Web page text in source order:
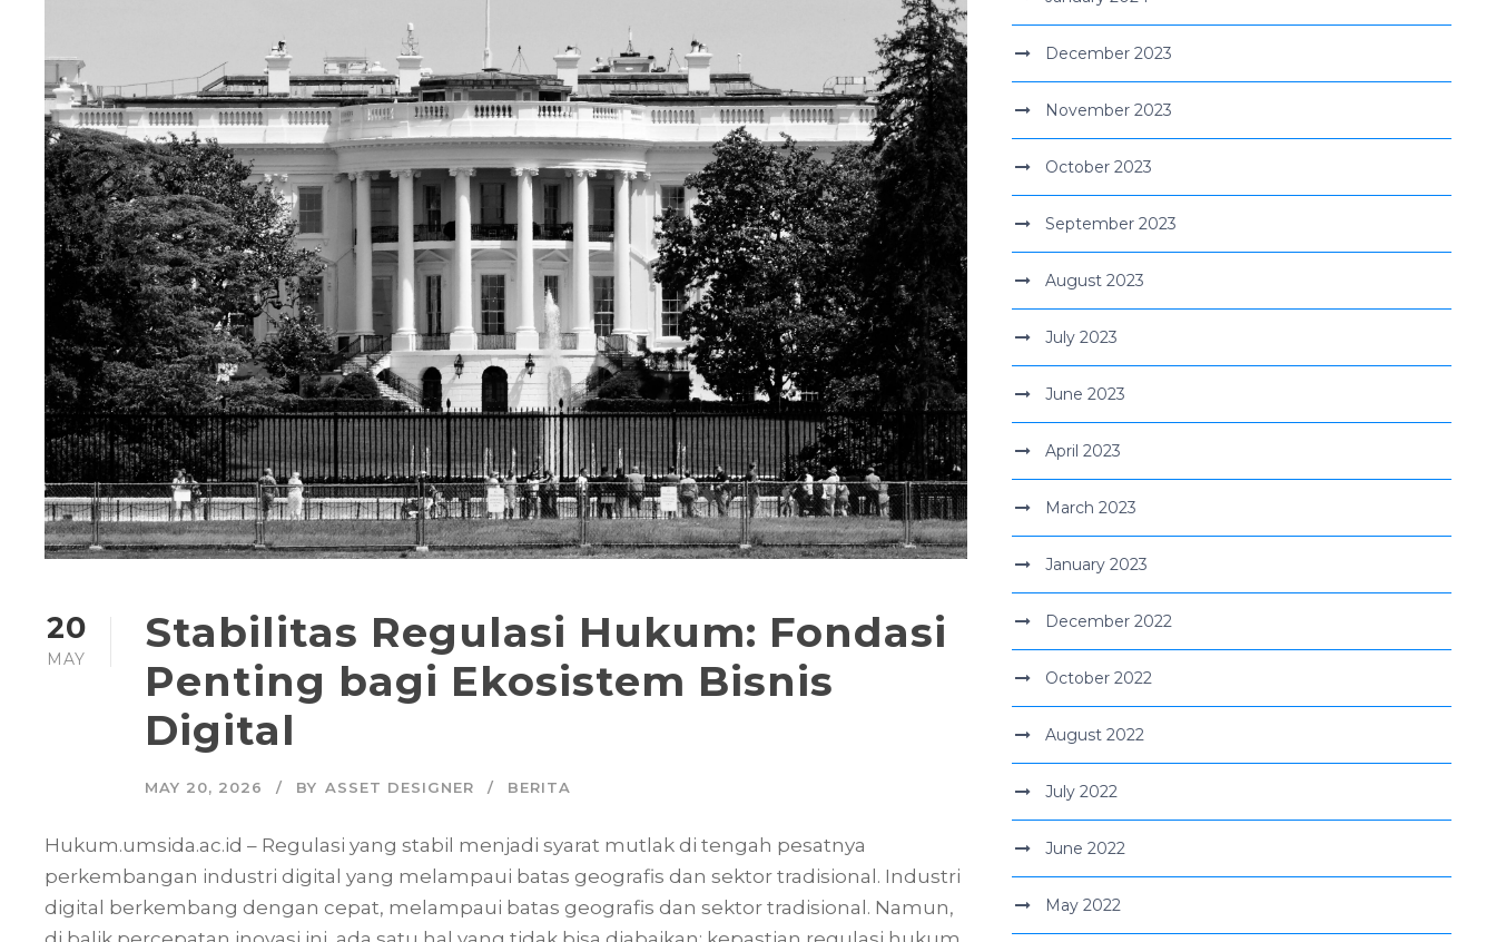
20
MAY
Stabilitas Regulasi Hukum: Fondasi
Penting bagi Ekosistem Bisnis
Digital
MAY 20, 2026 BY ASSET DESIGNER BERITA
Hukum.umsida.ac.id – Regulasi yang stabil menjadi syarat mutlak di tengah pesatnya
perkembangan industri digital yang melampaui batas geografis dan sektor tradisional. Industri
digital berkembang dengan cepat, melampaui batas geografis dan sektor tradisional. Namun,
December 2023
November 2023
October 2023
September 2023
August 2023
July 2023
June 2023
April 2023
March 2023
January 2023
December 2022
October 2022
August 2022
July 2022
June 2022
May 2022